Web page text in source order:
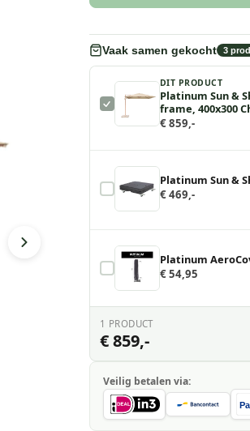
Vaak samen gekocht 3
DIT PRODUCT
Platinum Sun &
frame, 400x300
€ 859,-
Platinum Sun &
€ 469,-
Platinum
€ 54,95
1 PRODUCT
€ 859,-
Veilig betalen via: